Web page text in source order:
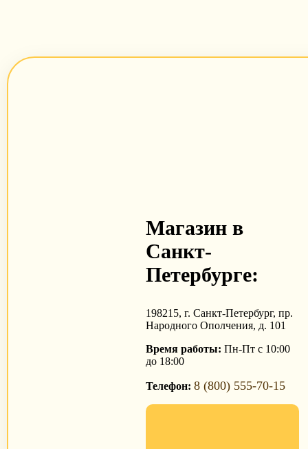
Магазин в
Санкт-
Петербурге:
198215, г. Санкт-Петербург, пр.
Народного Ополчения, д. 101
Время работы: Пн-Пт с 10:00
до 18:00
Телефон: 8 (800) 555-70-15